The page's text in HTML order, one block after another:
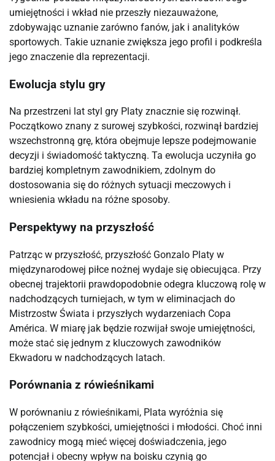
umiejętności i wkład nie przeszły niezauważone,
zdobywając uznanie zarówno fanów, jak i analityków
sportowych. Takie uznanie zwiększa jego profil i podkreśla
jego znaczenie dla reprezentacji.
Ewolucja stylu gry
Na przestrzeni lat styl gry Platy znacznie się rozwinął.
Początkowo znany z surowej szybkości, rozwinął bardziej
wszechstronną grę, która obejmuje lepsze podejmowanie
decyzji i świadomość taktyczną. Ta ewolucja uczyniła go
bardziej kompletnym zawodnikiem, zdolnym do
dostosowania się do różnych sytuacji meczowych i
wniesienia wkładu na różne sposoby.
Perspektywy na przyszłość
Patrząc w przyszłość, przyszłość Gonzalo Platy w
międzynarodowej piłce nożnej wydaje się obiecująca. Przy
obecnej trajektorii prawdopodobnie odegra kluczową rolę w
nadchodzących turniejach, w tym w eliminacjach do
Mistrzostw Świata i przyszłych wydarzeniach Copa
América. W miarę jak będzie rozwijał swoje umiejętności,
może stać się jednym z kluczowych zawodników
Ekwadoru w nadchodzących latach.
Porównania z rówieśnikami
W porównaniu z rówieśnikami, Plata wyróżnia się
połączeniem szybkości, umiejętności i młodości. Choć inni
zawodnicy mogą mieć więcej doświadczenia, jego
potencjał i obecny wpływ na boisku czynią go